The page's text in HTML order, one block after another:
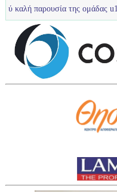
της ομάδας u12 στο